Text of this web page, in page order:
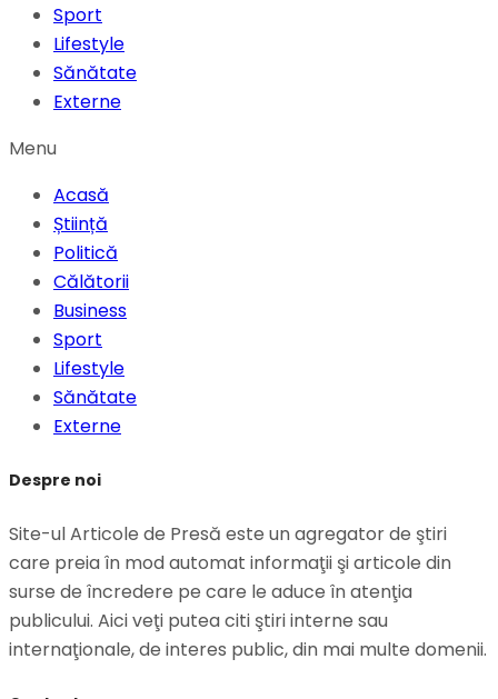
Sport
Lifestyle
Sănătate
Externe
Menu
Acasă
Știință
Politică
Călătorii
Business
Sport
Lifestyle
Sănătate
Externe
Despre noi
Site-ul Articole de Presă este un agregator de ştiri
care preia în mod automat informaţii şi articole din
surse de încredere pe care le aduce în atenţia
publicului. Aici veţi putea citi ştiri interne sau
internaţionale, de interes public, din mai multe domenii.